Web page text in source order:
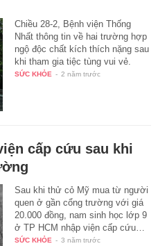
Chiều 28-2, Bệnh viện Thống
Nhất thông tin về hai trường hợp
ngộ độc chất kích thích nặng sau
khi tham gia tiệc tùng vui vẻ.
SỨC KHỎE - 2 năm trước
cấp cứu sau khi
Sau khi thử cỏ Mỹ mua từ người
quen ở gần cổng trường với giá
20.000 đồng, nam sinh học lớp 9
ở TP HCM nhập viện cấp cứu…
SỨC KHỎE - 3 năm trước